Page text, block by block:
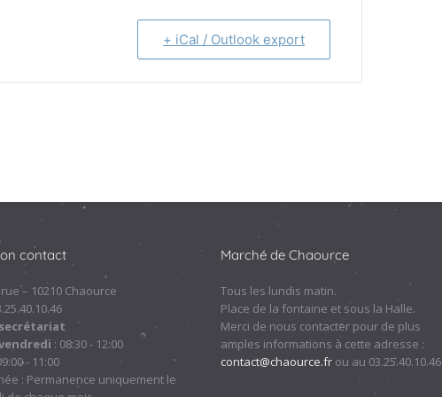
+ iCal / Outlook export
contact
– 10210 Chaource
: 08:30 - 12:00
- 11:00
: Permanence uniquement le
Marché de Chaource
Tous les lundis matin.
Place de la fontaine et sous la Halle.
Merci de nous contacter pour de plus
amples informations à cette adresse :
contact@chaource.fr ou au 03.25.40.10.46